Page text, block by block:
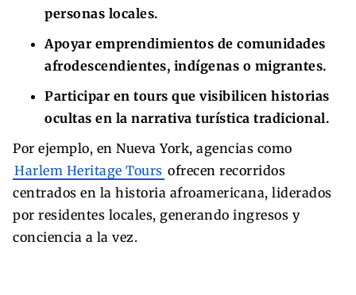
personas locales.
Apoyar emprendimientos de comunidades
afrodescendientes, indígenas o migrantes.
Participar en tours que visibilicen historias
ocultas en la narrativa turística tradicional.
Por ejemplo, en Nueva York, agencias como
Harlem Heritage Tours ofrecen recorridos
centrados en la historia afroamericana, liderados
por residentes locales, generando ingresos y
conciencia a la vez.